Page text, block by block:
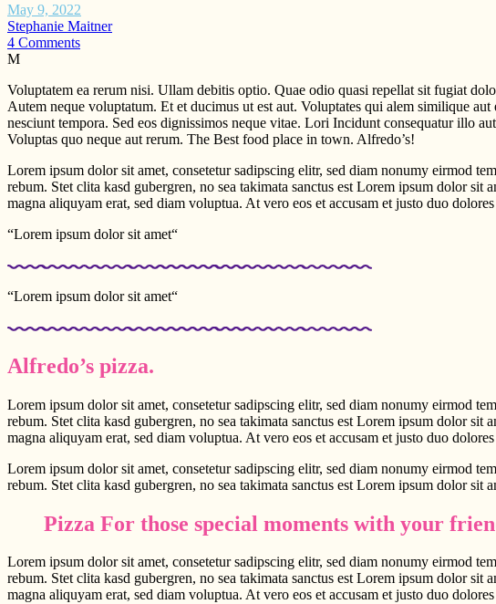
May 9, 2022
Stephanie Maitner
4 Comments
M
Voluptatem ea rerum nisi. Ullam debitis optio. Quae odio quasi repellat sit fugiat
Autem neque voluptatum. Et et ducimus ut est aut. Voluptates qui alem similique
nesciunt tempora. Sed eos dignissimos neque vitae. Lori Incidunt consequatur illo
Voluptas quo neque aut rerum. The Best food place in town. Alfredo’s!
Lorem ipsum dolor sit amet, consetetur sadipscing elitr, sed diam nonumy eirmod
rebum. Stet clita kasd gubergren, no sea takimata sanctus est Lorem ipsum dolor
magna aliquyam erat, sed diam voluptua. At vero eos et accusam et justo duo
“Lorem ipsum dolor sit amet“
“Lorem ipsum dolor sit amet“
Alfredo’s pizza.
Lorem ipsum dolor sit amet, consetetur sadipscing elitr, sed diam nonumy eirmod
rebum. Stet clita kasd gubergren, no sea takimata sanctus est Lorem ipsum dolor
magna aliquyam erat, sed diam voluptua. At vero eos et accusam et justo duo
Lorem ipsum dolor sit amet, consetetur sadipscing elitr, sed diam nonumy eirmod
rebum. Stet clita kasd gubergren, no sea takimata sanctus est Lorem ipsum dolor
Pizza For those special moments with your
Lorem ipsum dolor sit amet, consetetur sadipscing elitr, sed diam nonumy eirmod
rebum. Stet clita kasd gubergren, no sea takimata sanctus est Lorem ipsum dolor
magna aliquyam erat, sed diam voluptua. At vero eos et accusam et justo duo